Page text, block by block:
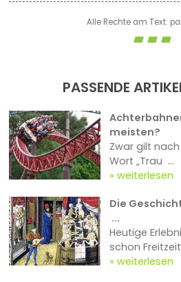
Alle Rechte am Text:
PASSENDE
meisten?
Zwar gilt
Wort „Trau ...
weiterlesen
Die
...
Heutige
schon
weiterlesen